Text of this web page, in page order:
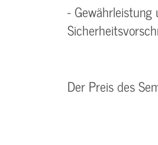
-
Der Preis des